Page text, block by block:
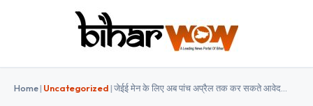
Home| Uncategorized|